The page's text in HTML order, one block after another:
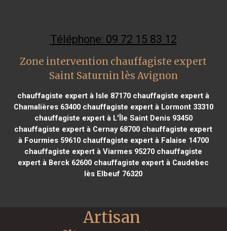
Téléphone: 09 72 15 83 12
Zone intervention chauffagiste expert
Saint Saturnin lès Avignon
chauffagiste expert à Isle 87170 chauffagiste expert à
Chamalières 63400chauffagiste expert à Lormont 33310
chauffagiste expert à L'Île Saint Denis 93450
chauffagiste expert à Cernay 68700 chauffagiste expert
à Fourmies 59610chauffagiste expert à Falaise 14700
chauffagiste expert à Viarmes 95270 chauffagiste
expert à Berck 62600 chauffagiste expert à Caudebec
lès Elbeuf 76320
Artisan